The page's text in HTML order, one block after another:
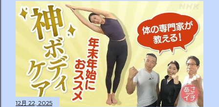
12月 22, 2025